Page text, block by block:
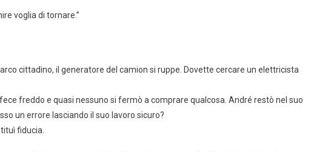
voglia di tornare.”
cittadino, il generatore del camion si ruppe. Dovette cercare un elettricista
freddo e quasi nessuno si fermò a comprare qualcosa. André restò nel suo
un errore lasciando il suo lavoro sicuro?
fiducia.